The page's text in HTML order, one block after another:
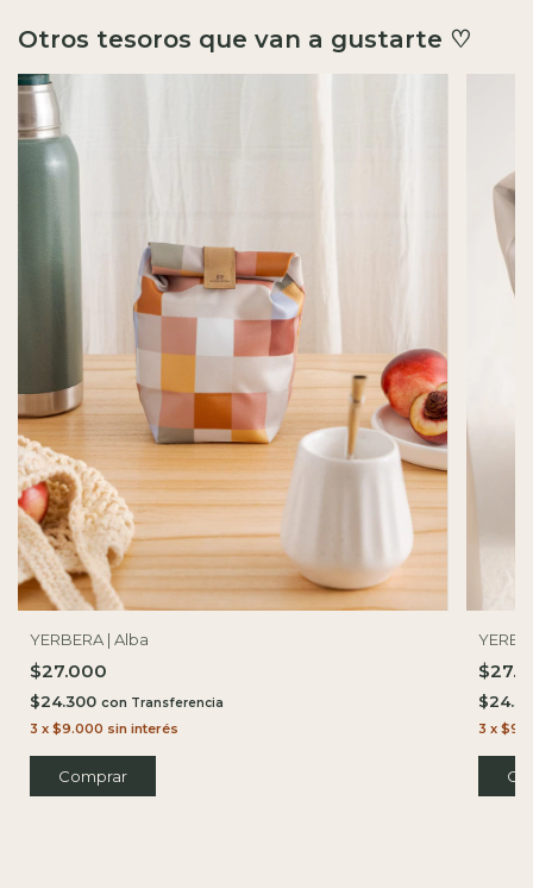
Otros tesoros que van a gustarte ♡
YERBERA | Alba
$27.000
$24.300 con
3 x $9.000 sin interés 3 x